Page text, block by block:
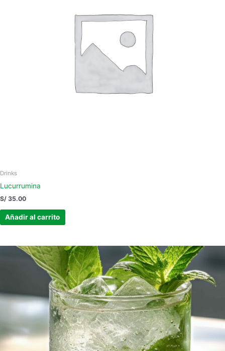
Drinks
Lucurrumina
S/ 35.00
Añadir al carrito